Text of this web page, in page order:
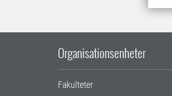
Organisationsenheter
Fakulteter